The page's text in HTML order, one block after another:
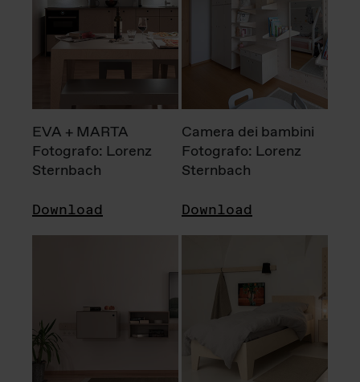
EVA + MARTA
Fotografo: Lorenz
Sternbach
Download
Camera dei bambini
Fotografo: Lorenz
Sternbach
Download